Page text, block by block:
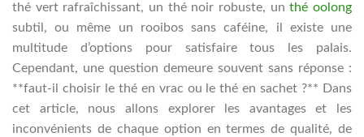
thé vert rafraîchissant, un thé noir robuste, unthé oolong
subtil, ou même un rooibos sans caféine, il existe une
multitude d’options pour satisfaire tous les palais.
Cependant, une question demeure souvent sans réponse :
**faut-il choisir le thé en vrac ou le thé en sachet ?** Dans
cet article, nous allons explorer les avantages et les
inconvénients de chaque option en termes de qualité, de